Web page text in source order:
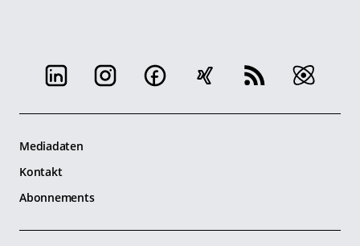
Mediadaten
Kontakt
Abonnements